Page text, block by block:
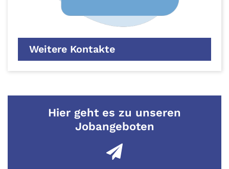
Weitere Kontakte
Hier geht es zu unseren
Jobangeboten